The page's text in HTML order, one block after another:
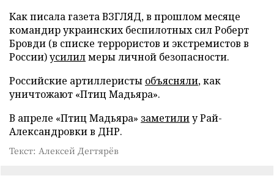
Как писала газета ВЗГЛЯД, в прошлом месяце
командир украинских беспилотных сил Роберт
Бровди (в списке террористов и экстремистов в
России)усилилмеры личной безопасности.
Российские артиллеристы объясняли, как
уничтожают «Птиц Мадьяра».
В апреле «Птиц Мадьяра» заметилиу Рай-
Александровки в ДНР.
Текст: Алексей Дегтярёв